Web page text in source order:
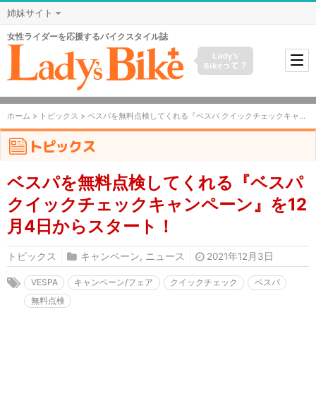
姉妹サイト
女性ライダーを応援するバイクスタイル誌
Lady's
Bikeって？
ホーム > トピックス > ベスパを無料点検してくれる『ベスパ クイックチェックキャンペーン』を12月4日からスタート！
トピックス
ベスパを無料点検してくれる『ベスパ
クイックチェックキャンペーン』を12
月4日からスタート！
トピックス キャンペーン, ニュース 2021年12月3日
VESPA キャンペーン/フェア クイックチェック
ベスパ
無料点検